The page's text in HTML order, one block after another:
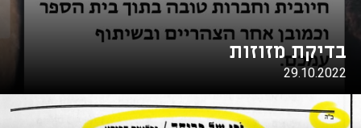
בדיקת מזוזות
29.10.2022